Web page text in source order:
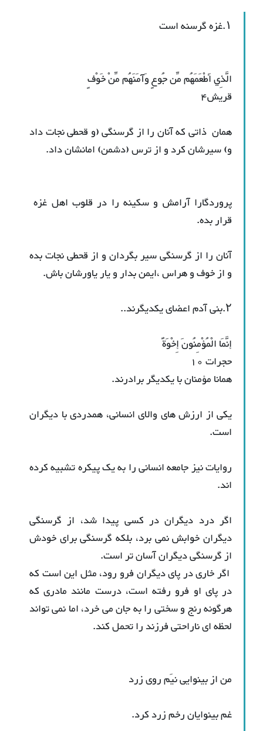
۱.غزه گرسنه است
الَّذِي أَطْعَمَهُم مِّن جُوعٍ وَآمَنَهُم مِّنْ خَوْفٍ
قریش۴
همان ذاتی كه آنان را از گرسنگى (و قحطى نجات داد
و) سیرشان كرد و از ترس (دشمن) امانشان داد.
پروردگارا آرامش و سکینه را در قلوب اهل غزه
قرار بده.
آنان را از گرسنگی سیر بگردان و از قحطی نجات بده
و از خوف و هراس ،ایمن بدار و یار یاورشان باش.
۲.بنی آدم اعضای یکدیگرند..
إنَّمَا الْمُؤْمِنُونَ إِخْوَةٌ
حجرات ١٠
همانا مؤمنان با يكديگر برادرند.
یکی از ارزش های والای انسانی، همدردی با دیگران
است.
روایات نیز جامعه انسانی را به یک پیکره تشبیه کرده
اند.
اگر درد دیگران در کسی پیدا شد، از گرسنگی
دیگران خوابش نمی برد، بلکه گرسنگی برای خودش
از گرسنگی دیگران آسان تر است.
اگر خاری در پای دیگران فرو رود، مثل این است که
در پای او فرو رفته است، درست مانند مادری که
هرگونه رنج و سختی را به جان می خرد، اما نمی تواند
لحظه ای ناراحتی فرزند را تحمل کند.
من از بینوایی نیَم روی زرد
غم بینوایان رخم زرد کرد.